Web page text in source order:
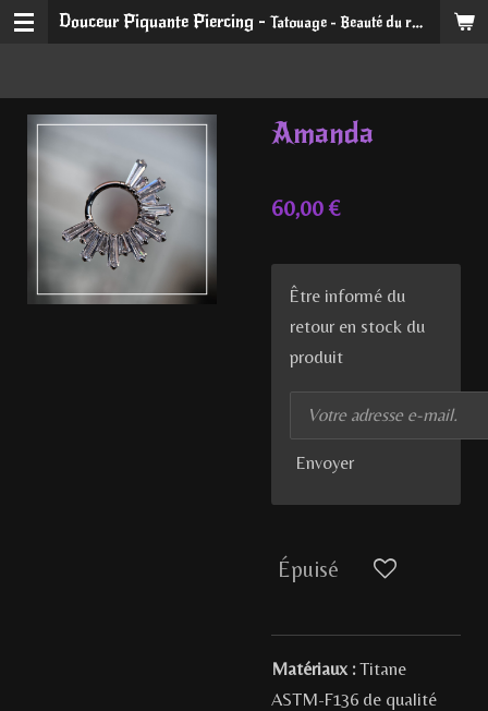
Passer
principal
Douceur Piquante Piercing -Tatouage - Beauté du regard et du sourire
Amanda
60,00 €
Être informé du
retour en stock du
produit
Envoyer
Épuisé
Matériaux :Titane
ASTM-F136 de qualité